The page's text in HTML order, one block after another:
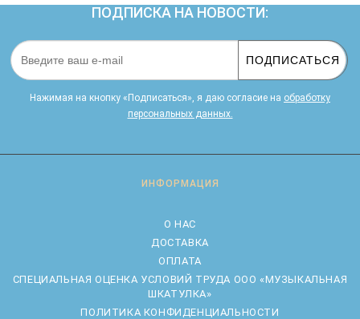
ПОДПИСКА НА НОВОСТИ:
ПОДПИСАТЬСЯ
Нажимая на кнопку «Подписаться», я даю cогласие на обработку
персональных данных.
ИНФОРМАЦИЯ
О НАС
ДОСТАВКА
ОПЛАТА
CПЕЦИАЛЬНАЯ ОЦЕНКА УСЛОВИЙ ТРУДА ООО «МУЗЫКАЛЬНАЯ
ШКАТУЛКА»
ПОЛИТИКА КОНФИДЕНЦИАЛЬНОСТИ